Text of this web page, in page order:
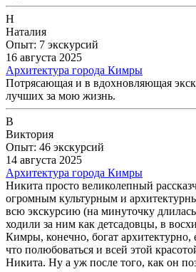
Н
Наталия
Опыт: 7 экскурсий
16 августа 2025
Архитектура города Кимры
Потрясающая и в вдохновляющая
лучших за мою жизнь.
В
Виктория
Опыт: 46 экскурсий
14 августа 2025
Архитектура города Кимры
Никита просто великолепный
огромным культурным и
всю экскурсию (на минуточку
ходили за ним как детсадовцы, в
Кимры, конечно, богат архитектурно,
что полюбоваться и всей этой
Никита. Ну а уж после того, как он